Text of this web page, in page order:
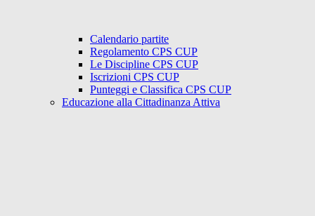
Calendario partite
Regolamento CPS CUP
Le Discipline CPS CUP
Iscrizioni CPS CUP
Punteggi e Classifica CPS CUP
Educazione alla Cittadinanza Attiva